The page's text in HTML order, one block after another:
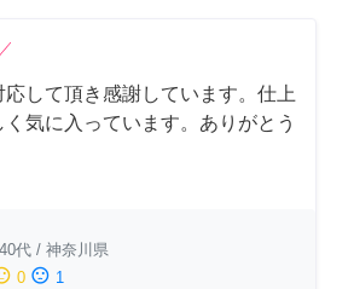
応して頂き感謝しています。仕上
気に入っています。ありがとう
40代 / 神奈川県
0 sentiment_dissatisfied 1